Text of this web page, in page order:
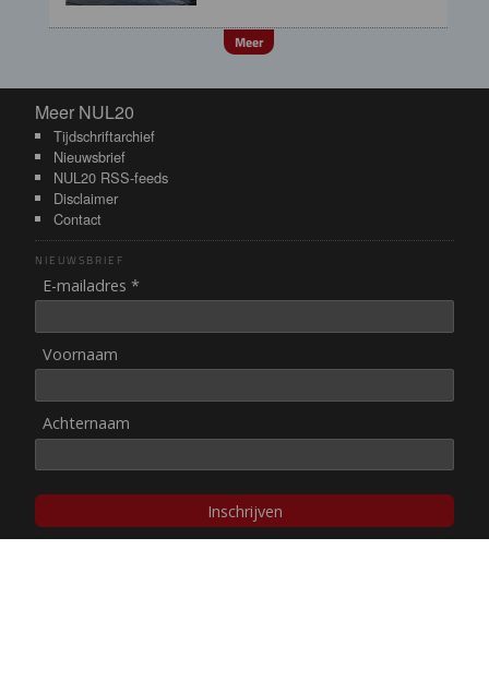
Meer
Meer NUL20
Meer NUL20
Tijdschriftarchief
Nieuwsbrief
NUL20 RSS-feeds
Disclaimer
Contact
NIEUWSBRIEF
E-mailadres *
Voornaam
Achternaam
Inschrijven